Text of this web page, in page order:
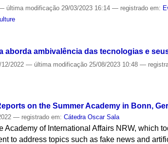
última modificação 29/03/2023 16:14— registrado em:
aborda ambivalência das tecnologias e
12/2022— última modificação 25/08/2023 10:48—
on the Summer Academy in Bonn,
— registrado em:Cátedra Oscar Sala
Academy of International Affairs NRW, which
to address topics such as fake news and